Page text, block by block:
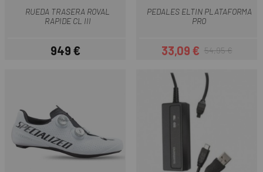
RUEDA TRASERA ROVAL
RAPIDE CL III
Precio
949 €
PEDALES ELTIN PLATAFORMA
PRO
Precio
33,09 €Precio regular
54,95 €